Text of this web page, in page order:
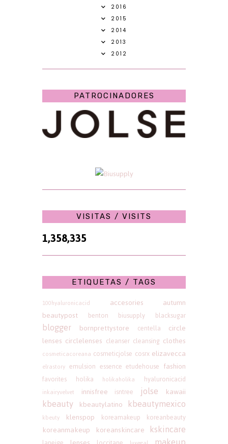
2016
2015
2014
2013
2012
PATROCINADORES
VISITAS / VISITS
1,358,335
ETIQUETAS / TAGS
100hyaluronicacid accesories
autumn
beautypost
benton biusupply blacksugar
blogger bornprettystore centella
circle
lenses circlelenses cleanser cleansing clothes
cosmeticacoreana cosmeticjolse cosrx elizavecca
elrastory emulsion essence etudehouse fashion
favorites holika holikaholika hyaluronicacid
inkairyvelvet innisfree isntree jolse kawaii
kbeauty kbeautylatino kbeautymexico
kbeuty klenspop koreamakeup koreanbeauty
koreanmakeup koreanskincare kskincare